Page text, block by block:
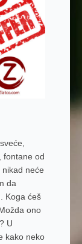
fontane od
neće
da
Koga ćeš
ono
U
kako neko